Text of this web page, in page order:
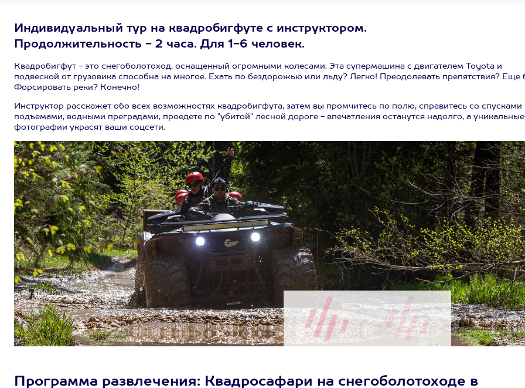
Индивидуальный тур на квадробигфуте с инструктором.
Продолжительность - 2 часа. Для 1-6 человек.
Квадробигфут - это снегоболотоход, оснащенный огромными колесами. Эта супермашина с двигателем Toyota и
подвеской от грузовика способна на многое. Ехать по бездорожью или льду? Легко! Преодолевать препятствия? Еще
Форсировать реки? Конечно!
Инструктор расскажет обо всех возможностях квадробигфута, затем вы промчитесь по полю, справитесь со спусками
подъемами, водными преградами, проедете по "убитой" лесной дороге - впечатления останутся надолго, а уникальные
фотографии украсят ваши соцсети.
Программа развлечения: Квадросафари на снегоболотоходе в